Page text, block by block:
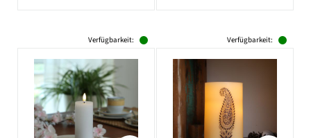
Verfügbarkeit: Verfügbarkeit: